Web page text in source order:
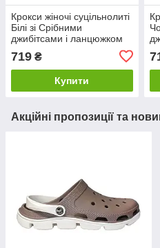
Крокси жіночі суцільнолиті
Білі зі Срібними
джибітсами і ланцюжком
719 ₴
Купити
Акційні пропозиції та